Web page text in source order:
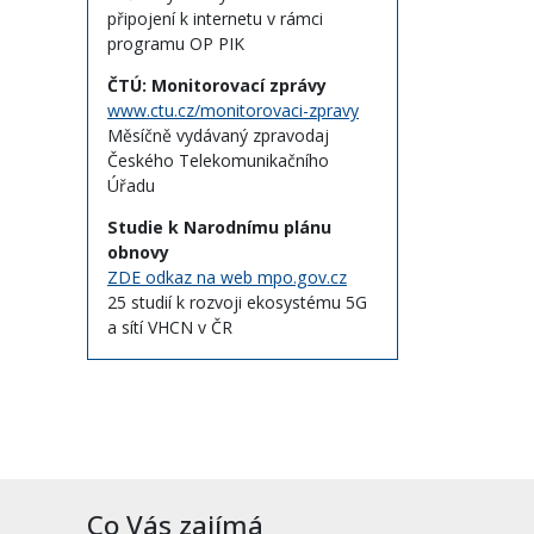
připojení k internetu v rámci
programu OP PIK
ČTÚ: Monitorovací zprávy
www.ctu.cz/monitorovaci-zpravy
Měsíčně vydávaný zpravodaj
Českého Telekomunikačního
Úřadu
Studie k Narodnímu plánu
obnovy
ZDE odkaz na web mpo.gov.cz
25 studií k rozvoji ekosystému 5G
a sítí VHCN v ČR
Co Vás zajímá